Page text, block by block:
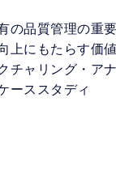
の品質管理の重
上にもたらす価値
チャリング・ア
ーススタディ